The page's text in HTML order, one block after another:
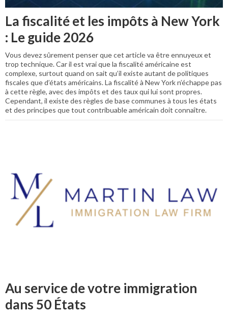
La fiscalité et les impôts à New York
: Le guide 2026
Vous devez sûrement penser que cet article va être ennuyeux et
trop technique. Car il est vrai que la fiscalité américaine est
complexe, surtout quand on sait qu’il existe autant de politiques
fiscales que d’états américains. La fiscalité à New York n’échappe pas
à cette règle, avec des impôts et des taux qui lui sont propres.
Cependant, il existe des règles de base communes à tous les états
et des principes que tout contribuable américain doit connaître.
Au service de votre immigration
dans 50 États